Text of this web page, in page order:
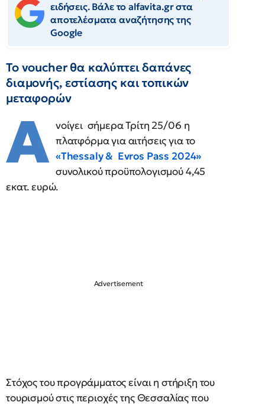
ειδήσεις. Βάλε το alfavita.gr στα
αποτελέσματα αναζήτησης της
Google
Το voucher θα καλύπτει δαπάνες
διαμονής, εστίασης και τοπικών
μεταφορών
Α νοίγει σήμερα Τρίτη 25/06 η
πλατφόρμα για αιτήσεις για το
«Thessaly & Evros Pass 2024»
συνολικού προϋπολογισμού 4,45
εκατ. ευρώ.
Στόχος του προγράμματος είναι η στήριξη του
τουρισμού στις περιοχές της Θεσσαλίας που